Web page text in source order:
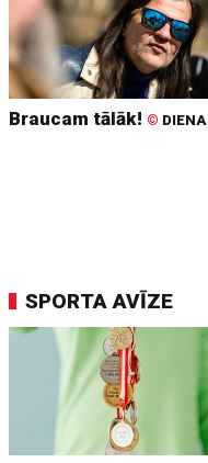
Braucam tālāk! © DIENA
SPORTA AVĪZE